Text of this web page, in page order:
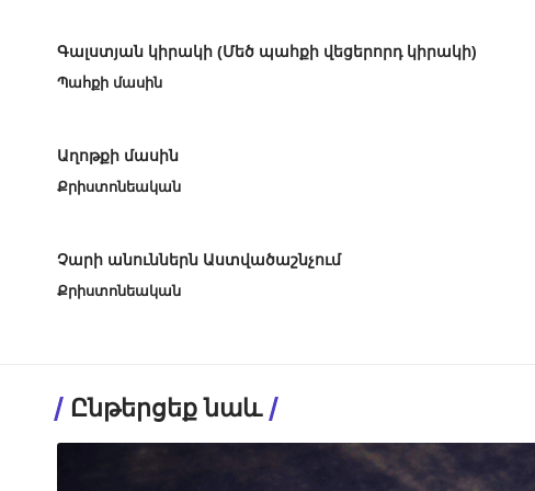
Գալստյան կիրակի (Մեծ պահքի վեցերորդ կիրակի)
Պահքի մասին
Աղոթքի մասին
Քրիստոնեական
Չարի անուններն Աստվածաշնչում
Քրիստոնեական
Ընթերցեք նաև